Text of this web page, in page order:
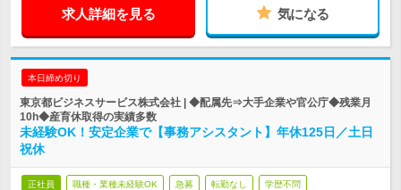
求人詳細を見る 気になる
本日締め切り
東京都ビジネスサービス株式会社 | ◆配属先⇒大手企業や官公庁◆残業月
10h◆産育休取得の実績多数
未経験OK！安定企業で【事務アシスタント】年休125日／土日
祝休
正社員 職種・業種未経験OK 急募 転勤なし 学歴不問